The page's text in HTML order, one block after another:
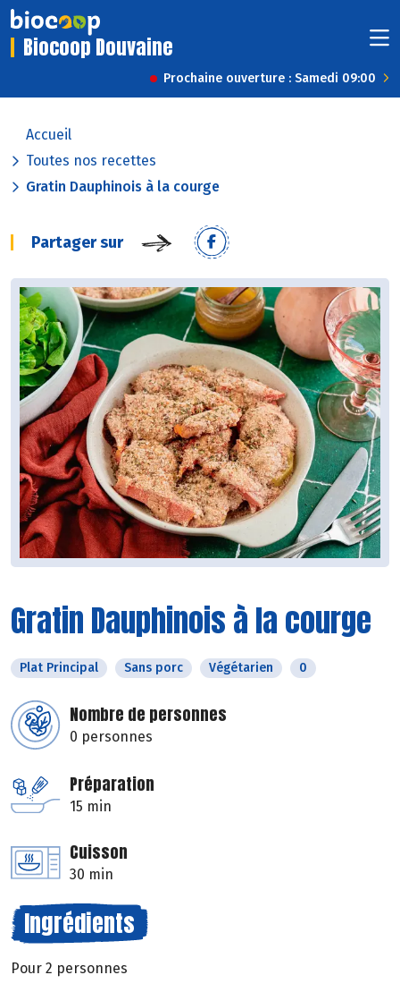
Biocoop Douvaine
Prochaine ouverture : Samedi 09:00
Accueil
Toutes nos recettes
Gratin Dauphinois à la courge
Partager sur
Gratin Dauphinois à la courge
Plat Principal Sans porc Végétarien 0
Nombre de personnes
0 personnes
Préparation
15 min
Cuisson
30 min
Ingrédients
Pour 2 personnes